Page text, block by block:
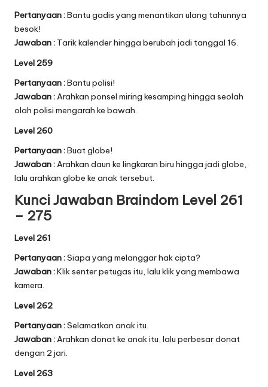
Pertanyaan :Bantu gadis yang menantikan ulang tahunnya
besok!
Jawaban : Tarik kalender hingga berubah jadi tanggal 16.
Level 259
Pertanyaan :Bantu polisi!
Jawaban :Arahkan ponsel miring kesamping hingga seolah
olah polisi mengarah ke bawah.
Level 260
Pertanyaan :Buat globe!
Jawaban :Arahkan daun ke lingkaran biru hingga jadi globe,
lalu arahkan globe ke anak tersebut.
Kunci Jawaban Braindom Level 261
– 275
Level 261
Pertanyaan :Siapa yang melanggar hak cipta?
Jawaban :Klik senter petugas itu, lalu klik yang membawa
kamera.
Level 262
Pertanyaan :Selamatkan anak itu.
Jawaban :Arahkan donat ke anak itu, lalu perbesar donat
dengan 2 jari.
Level 263